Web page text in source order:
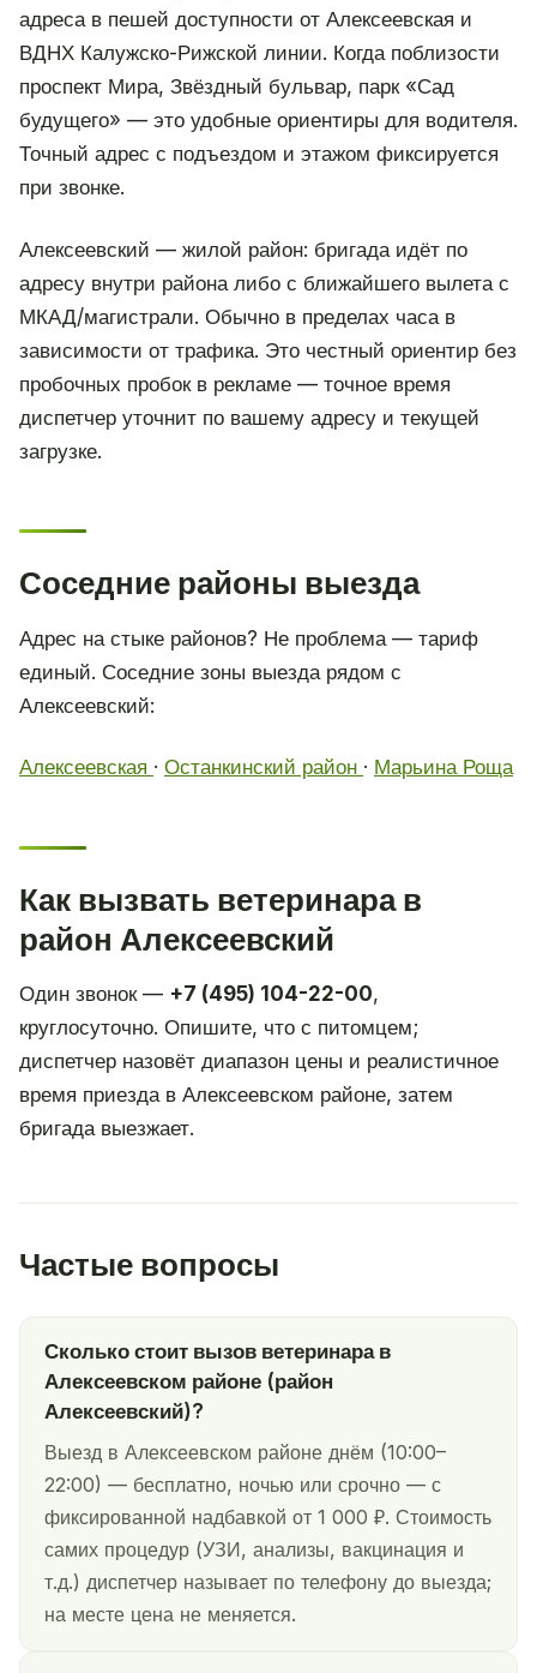
адреса в пешей доступности от Алексеевская и
ВДНХ Калужско-Рижской линии. Когда поблизости
проспект Мира, Звёздный бульвар, парк «Сад
будущего» — это удобные ориентиры для водителя.
Точный адрес с подъездом и этажом фиксируется
при звонке.
Алексеевский — жилой район: бригада идёт по
адресу внутри района либо с ближайшего вылета с
МКАД/магистрали. Обычно в пределах часа в
зависимости от трафика. Это честный ориентир без
пробочных пробок в рекламе — точное время
диспетчер уточнит по вашему адресу и текущей
загрузке.
Соседние районы выезда
Адрес на стыке районов? Не проблема — тариф
единый. Соседние зоны выезда рядом с
Алексеевский:
Алексеевская · Останкинский район · Марьина Роща
Как вызвать ветеринара в
район Алексеевский
Один звонок — +7 (495) 104-22-00,
круглосуточно. Опишите, что с питомцем;
диспетчер назовёт диапазон цены и реалистичное
время приезда в Алексеевском районе, затем
бригада выезжает.
Частые вопросы
Сколько стоит вызов ветеринара в
Алексеевском районе (район
Алексеевский)?
Выезд в Алексеевском районе днём (10:00–
22:00) — бесплатно, ночью или срочно — с
фиксированной надбавкой от 1 000 ₽. Стоимость
самих процедур (УЗИ, анализы, вакцинация и
т.д.) диспетчер называет по телефону до выезда;
на месте цена не меняется.